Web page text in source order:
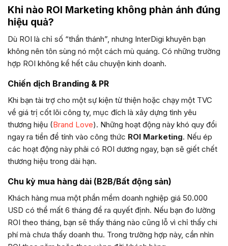
Khi nào ROI Marketing không phản ánh đúng
hiệu quả?
Dù ROI là chỉ số “thần thánh”, nhưng InterDigi khuyên bạn
không nên tôn sùng nó một cách mù quáng. Có những trường
hợp ROI không kể hết câu chuyện kinh doanh.
Chiến dịch Branding & PR
Khi bạn tài trợ cho một sự kiện từ thiện hoặc chạy một TVC
về giá trị cốt lõi công ty, mục đích là xây dựng tình yêu
thương hiệu (Brand Love). Những hoạt động này khó quy đổi
ngay ra tiền để tính vào công thức ROI Marketing. Nếu ép
các hoạt động này phải có ROI dương ngay, bạn sẽ giết chết
thương hiệu trong dài hạn.
Chu kỳ mua hàng dài (B2B/Bất động sản)
Khách hàng mua một phần mềm doanh nghiệp giá 50.000
USD có thể mất 6 tháng để ra quyết định. Nếu bạn đo lường
ROI theo tháng, bạn sẽ thấy tháng nào cũng lỗ vì chỉ thấy chi
phí mà chưa thấy doanh thu. Trong trường hợp này, cần nhìn